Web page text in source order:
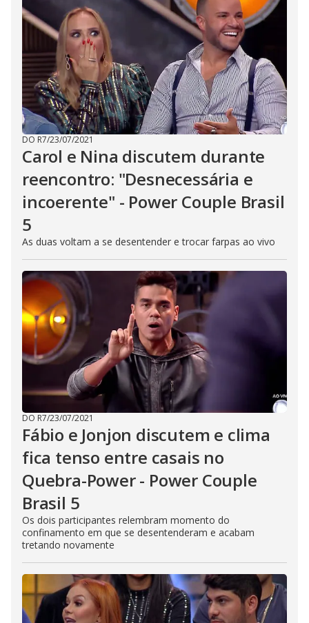
DO R7/23/07/2021
Carol e Nina discutem durante
reencontro: "Desnecessária e
incoerente" - Power Couple Brasil
5
As duas voltam a se desentender e trocar farpas ao vivo
DO R7/23/07/2021
Fábio e Jonjon discutem e clima
fica tenso entre casais no
Quebra-Power - Power Couple
Brasil 5
Os dois participantes relembram momento do
confinamento em que se desentenderam e acabam
tretando novamente